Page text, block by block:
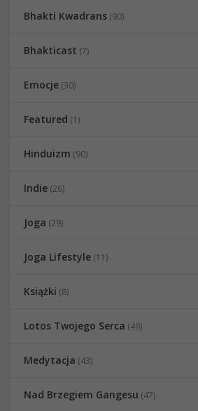
Bhakti Kwadrans(90)
Bhakticast (7)
Emocje(30)
Featured (1)
Hinduizm (90)
Indie(26)
Joga (29)
Joga Lifestyle(11)
Książki (8)
Lotos Twojego Serca (49)
Medytacja (43)
Nad Brzegiem Gangesu (47)